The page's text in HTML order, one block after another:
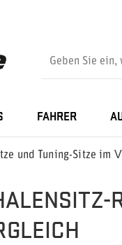
FAHRER
und Tuning-Sitze im